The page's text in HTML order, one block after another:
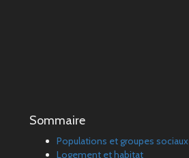
Sommaire
Populations et groupes sociaux
Logement et habitat